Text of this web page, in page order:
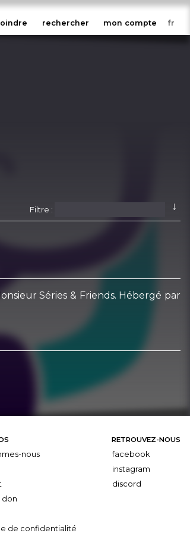
rechercher mon compte
↓
Filtre :
Séries & Friends. Hébergé par
nous
don
de confidentialité
RETROUVEZ-NOUS
facebook
instagram
discord